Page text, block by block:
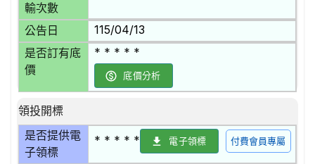
輸次數
公告日 115/04/13
是否訂有底
價
* * * * *
底價分析
領投開標
是否提供電
子領標
* * * * * 電子領標 付費會員專屬